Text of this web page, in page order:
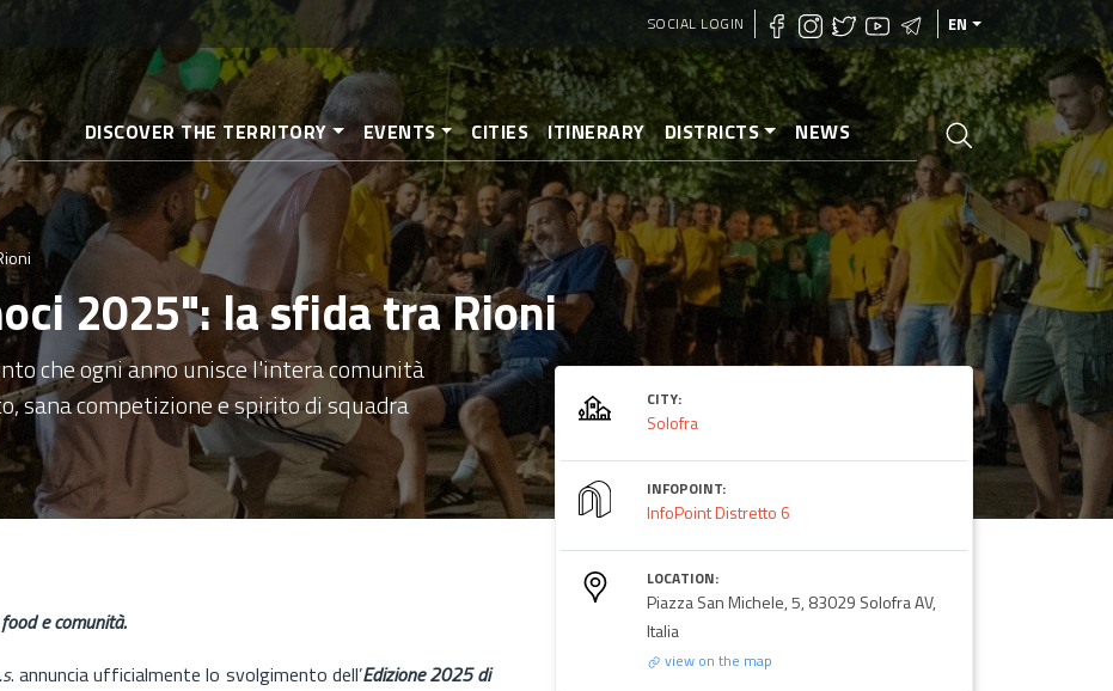
to
main
content
SOCIAL LOGIN EN
DISCOVER THE TERRITORY EVENTS CITIES ITINERARY DISTRICTS NEWS
2025": la sfida tra Rioni
che ogni anno unisce l'intera comunità
sana competizione e spirito di squadra
e comunità.
. annuncia ufficialmente lo svolgimento dell’Edizione 2025 di
CITY:
Solofra
INFOPOINT:
InfoPoint Distretto 6
LOCATION:
Piazza San Michele, 5, 83029 Solofra AV,
Italia
view on the map